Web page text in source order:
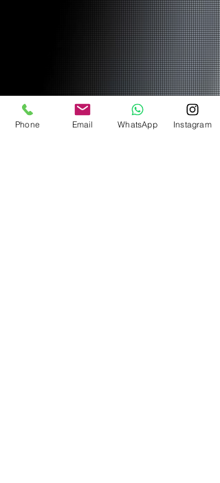
Phone Email WhatsApp Instagram